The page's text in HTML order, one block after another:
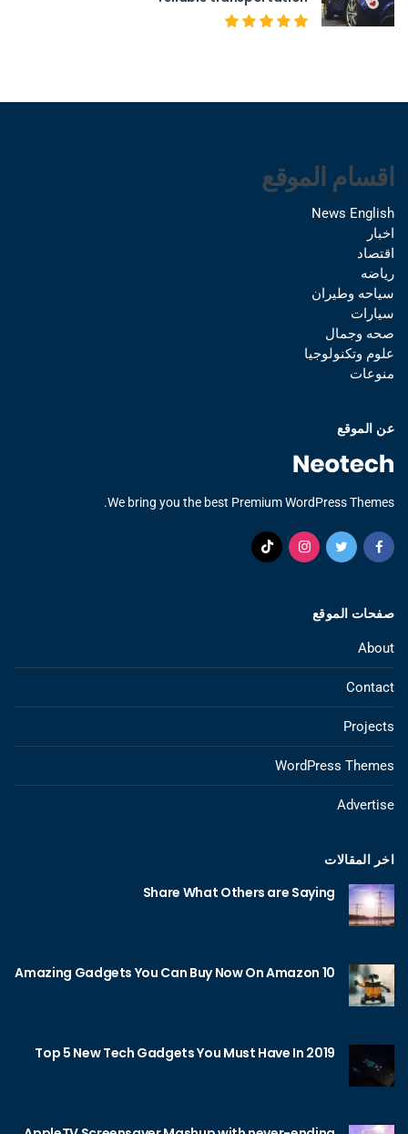
اقسام الموقع
News English
اخبار
اقتصاد
رياضه
سياحه وطيران
سيارات
صحه وجمال
علوم وتكنولوجيا
منوعات
عن الموقع
We bring you the best Premium WordPress Themes.
صفحات الموقع
About
Contact
Projects
WordPress Themes
Advertise
اخر المقالات
Share What Others are Saying
10 Amazing Gadgets You Can Buy Now On Amazon
Top 5 New Tech Gadgets You Must Have In 2019